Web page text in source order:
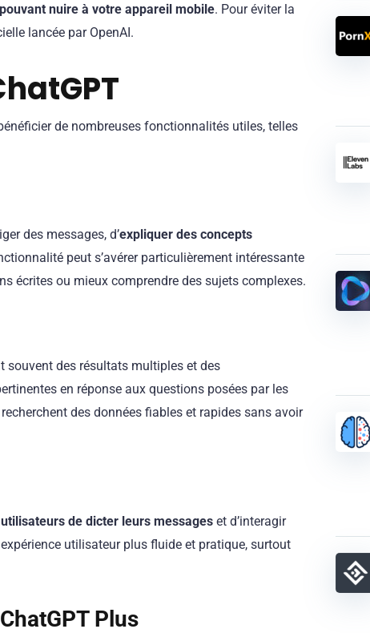
nuire à votre appareil mobile. Pour éviter la
lancée par OpenAI.
de nombreuses fonctionnalités utiles, telles
des messages, d’expliquer des concepts
peut s’avérer particulièrement intéressante
écrites ou mieux comprendre des sujets complexes.
souvent des résultats multiples et des
en réponse aux questions posées par les
des données fiables et rapides sans avoir
de dicter leurs messages et d’interagir
utilisateur plus fluide et pratique, surtout
ChatGPT Plus